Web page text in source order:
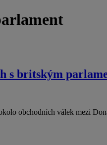
s britským
obchodních válek mezi